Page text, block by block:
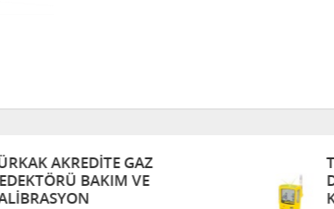
TÜRKAK AKREDITE GAZ
DEDEKTÖRÜ BAKIM VE
KALIBRASYON